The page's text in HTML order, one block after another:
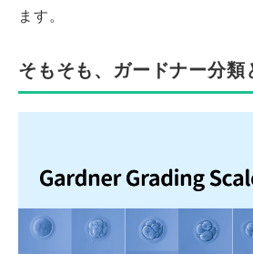
ます。
そもそも、ガードナー分類